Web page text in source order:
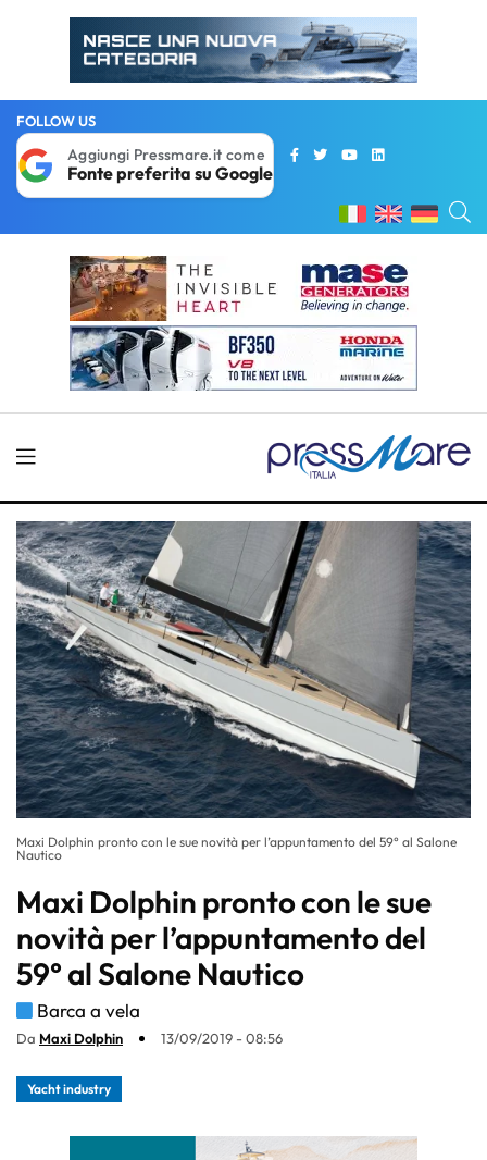
FOLLOW US
Aggiungi Pressmare.it come
Fonte preferita su Google
Maxi Dolphin pronto con le sue novità per l’appuntamento del 59° al Salone
Nautico
Maxi Dolphin pronto con le sue
novità per l’appuntamento del
59° al Salone Nautico
Barca a vela
Da Maxi Dolphin 13/09/2019 - 08:56
Yacht industry